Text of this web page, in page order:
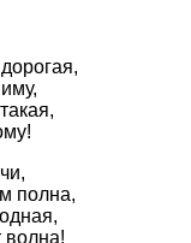
полна,
волна!